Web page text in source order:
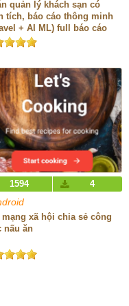
quản lý khách sạn có
tích, báo cáo thông minh
+ AI ML) full báo cáo
1594 4
mạng xã hội chia sẻ công
nấu ăn